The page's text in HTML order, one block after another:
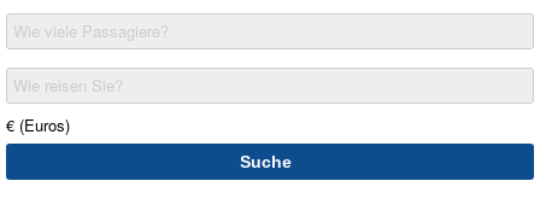
Wie viele Passagiere?
Wie reisen Sie?
€ (Euros)
Suche